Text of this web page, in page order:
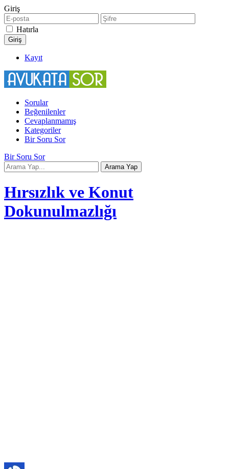
Giriş
Hatırla
Kayıt
Sorular
Beğenilenler
Cevaplanmamış
Kategoriler
Bir Soru Sor
Bir Soru Sor
Hırsızlık ve Konut
Dokunulmazlığı